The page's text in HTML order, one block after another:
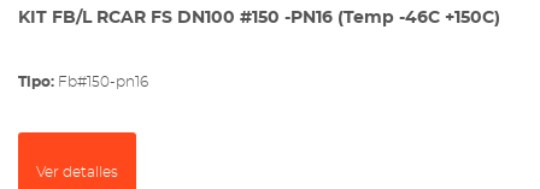
KIT FB/L RCAR FS DN100 #150 -PN16 (Temp -46C +150C)
Tipo: fb#150-pn16
Ver detalles